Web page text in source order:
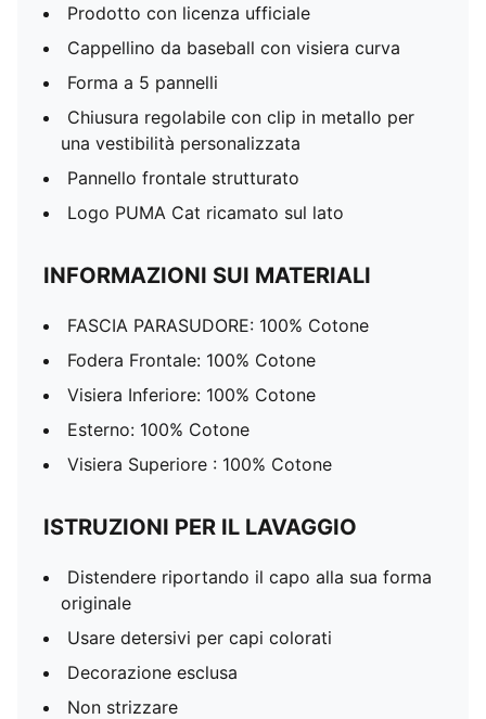
Prodotto con licenza ufficiale
Cappellino da baseball con visiera curva
Forma a 5 pannelli
Chiusura regolabile con clip in metallo per
una vestibilità personalizzata
Pannello frontale strutturato
Logo PUMA Cat ricamato sul lato
INFORMAZIONI SUI MATERIALI
FASCIA PARASUDORE: 100% Cotone
Fodera Frontale: 100% Cotone
Visiera Inferiore: 100% Cotone
Esterno: 100% Cotone
Visiera Superiore : 100% Cotone
ISTRUZIONI PER IL LAVAGGIO
Distendere riportando il capo alla sua forma
originale
Usare detersivi per capi colorati
Decorazione esclusa
Non strizzare